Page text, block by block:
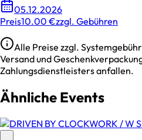
05.12.2026
Preis10.00 €zzgl. Gebühren
Alle Preise zzgl.
Versand und
Zahlungsdienstleisters anfallen.
Ähnliche Events